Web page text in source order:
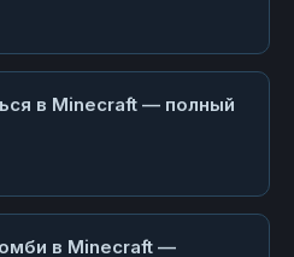
в Minecraft — полный
в Minecraft —